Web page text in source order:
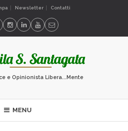
Newsletter Contatti
e Opinionista Libera...Mente
MENU